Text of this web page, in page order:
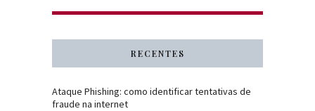
RECENTES
Ataque Phishing: como identificar tentativas de
fraude na internet